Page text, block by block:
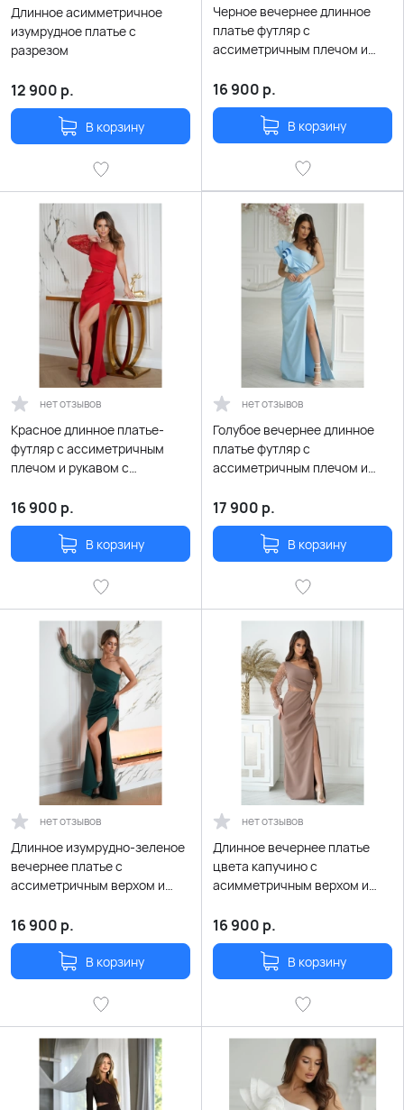
Длинное асимметричное
изумрудное платье с
разрезом
12 900 р.
В корзину
Черное вечернее длинное
платье футляр с
ассиметричным плечом и
16 900 р.
В корзину
нет отзывов
Красное длинное платье-
футляр с ассиметричным
плечом и рукавом с
16 900 р.
В корзину
нет отзывов
Голубое вечернее длинное
платье футляр с
ассиметричным плечом и
17 900 р.
В корзину
нет отзывов
Длинное изумрудно-зеленое
вечернее платье с
ассиметричным верхом и
16 900 р.
В корзину
нет отзывов
Длинное вечернее платье
цвета капучино с
асимметричным верхом и
16 900 р.
В корзину